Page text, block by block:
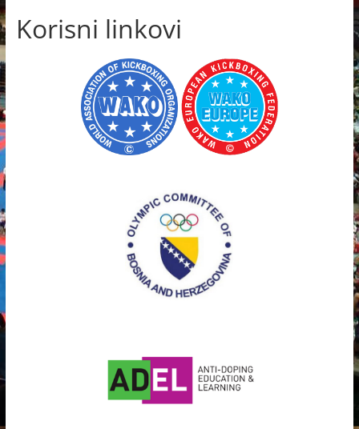
Korisni linkovi